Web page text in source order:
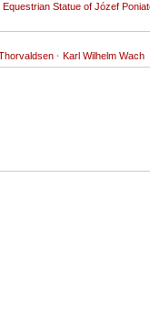
Equestrian Statue of Józef
· Karl Wilhelm Wach